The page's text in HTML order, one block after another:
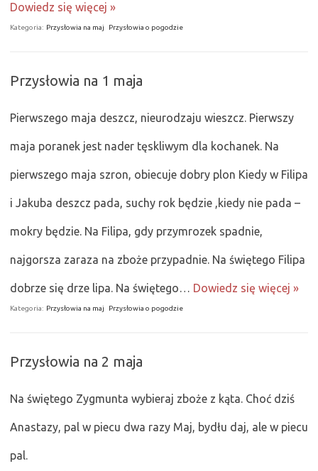
Dowiedz się więcej »
Kategoria: Przysłowia na maj Przysłowia o pogodzie
Przysłowia na 1 maja
Pierwszego maja deszcz, nieurodzaju wieszcz. Pierwszy
maja poranek jest nader tęskliwym dla kochanek. Na
pierwszego maja szron, obiecuje dobry plon Kiedy w Filipa
i Jakuba deszcz pada, suchy rok będzie ,kiedy nie pada –
mokry będzie. Na Filipa, gdy przymrozek spadnie,
najgorsza zaraza na zboże przypadnie. Na świętego Filipa
dobrze się drze lipa. Na świętego… Dowiedz się więcej »
Kategoria: Przysłowia na maj Przysłowia o pogodzie
Przysłowia na 2 maja
Na świętego Zygmunta wybieraj zboże z kąta. Choć dziś
Anastazy, pal w piecu dwa razy Maj, bydłu daj, ale w piecu
pal.